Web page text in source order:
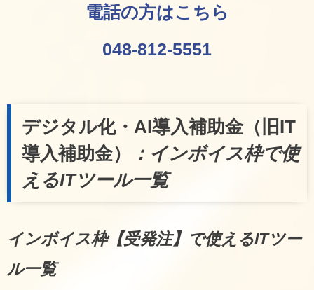
電話の方はこちら
048-812-5551
デジタル化・AI導入補助金（旧IT
導入補助金）
：インボイス枠で使
えるITツール一覧
インボイス枠【受発注】で使えるITツー
ル一覧